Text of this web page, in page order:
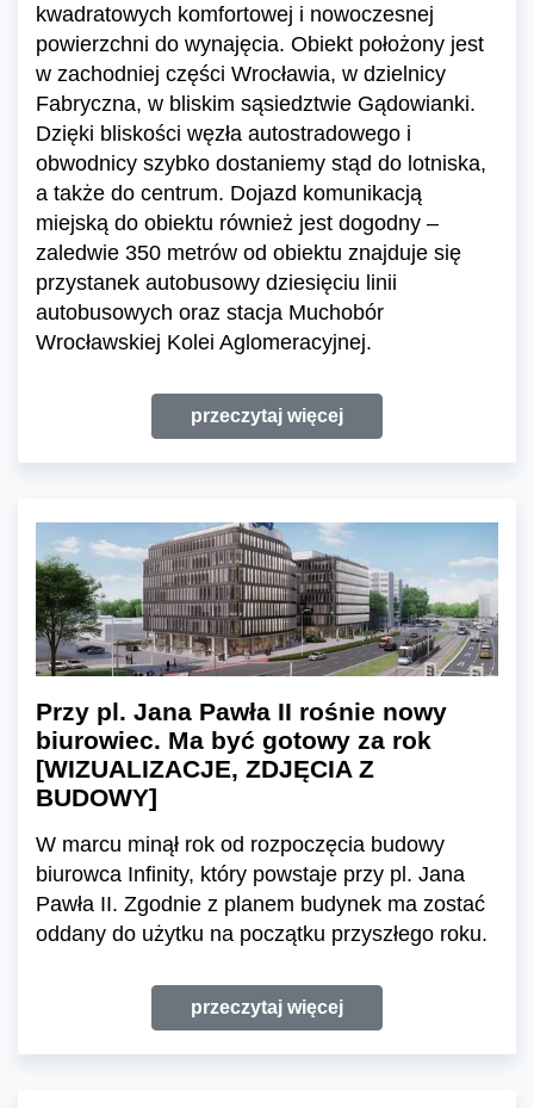
kwadratowych komfortowej i nowoczesnej
powierzchni do wynajęcia. Obiekt położony jest
w zachodniej części Wrocławia, w dzielnicy
Fabryczna, w bliskim sąsiedztwie Gądowianki.
Dzięki bliskości węzła autostradowego i
obwodnicy szybko dostaniemy stąd do lotniska,
a także do centrum. Dojazd komunikacją
miejską do obiektu również jest dogodny –
zaledwie 350 metrów od obiektu znajduje się
przystanek autobusowy dziesięciu linii
autobusowych oraz stacja Muchobór
Wrocławskiej Kolei Aglomeracyjnej.
przeczytaj więcej
Przy pl. Jana Pawła II rośnie nowy
biurowiec. Ma być gotowy za rok
[WIZUALIZACJE, ZDJĘCIA Z
BUDOWY]
W marcu minął rok od rozpoczęcia budowy
biurowca Infinity, który powstaje przy pl. Jana
Pawła II. Zgodnie z planem budynek ma zostać
oddany do użytku na początku przyszłego roku.
przeczytaj więcej